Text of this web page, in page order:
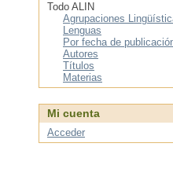
Todo ALIN
Agrupaciones
Lenguas
Por fecha de
Autores
Títulos
Materias
Mi cuenta
Acceder